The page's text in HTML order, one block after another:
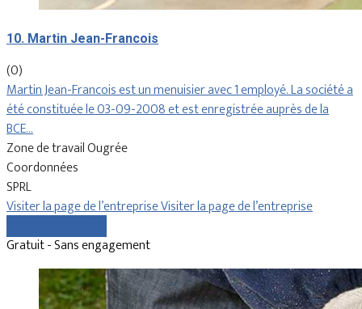
10. Martin Jean-Francois
(0)
Martin Jean-Francois est un menuisier avec 1 employé. La société a
été constituée le 03-09-2008 et est enregistrée auprès de la
BCE…
Zone de travail Ougrée
Coordonnées
SPRL
Visiter la page de l’entrepriseVisiter la page de l’entreprise
Gratuit - Sans engagement